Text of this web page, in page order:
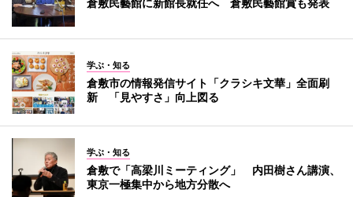
学ぶ・知る
倉敷市の情報発信サイト「クラシキ文華」全面刷
新 「見やすさ」向上図る
学ぶ・知る
倉敷で「高梁川ミーティング」 内田樹さん講演、
東京一極集中から地方分散へ